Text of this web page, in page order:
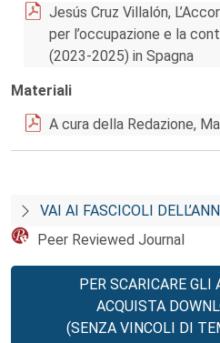
Jesús Cruz Villalón,
per l’occupazione e la
(2023-2025) in Spagna
Materiali
A cura della Redazione,
VAI AI FASCICOLI
Peer Reviewed Journal
PER SCARICARE
ACQUISTA
(SENZA VINCOLI DI